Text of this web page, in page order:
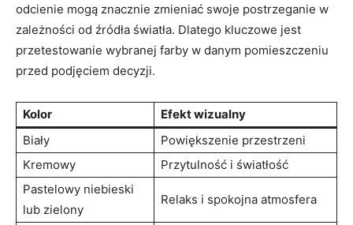
odcienie mogą znacznie zmieniać swoje postrzeganie w
zależności od źródła światła. Dlatego kluczowe jest
przetestowanie wybranej farby w danym pomieszczeniu
przed podjęciem decyzji.
Kolor
Efekt wizualny
Biały
Powiększenie przestrzeni
Kremowy
Przytulność i światłość
Pastelowy niebieski
lub zielony
Relaks i spokojna atmosfera